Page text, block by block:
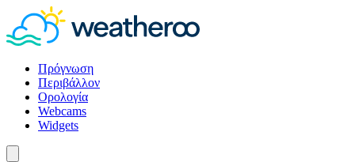
Πρόγνωση
Περιβάλλον
Ορολογία
Webcams
Widgets